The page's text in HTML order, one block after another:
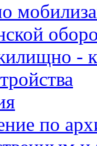
-
по